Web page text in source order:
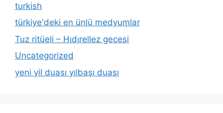
turkish
türkiye'deki en ünlü medyumlar
Tuz ritüeli – Hıdırellez gecesi
Uncategorized
yeni yil duası yılbaşı duası